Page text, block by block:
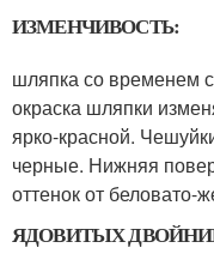
ИЗМЕНЧИВОСТЬ:
шляпка со временем
окраска шляпки
ярко-красной.
черные. Нижняя
оттенок от беловато-
ЯДОВИТЫХ